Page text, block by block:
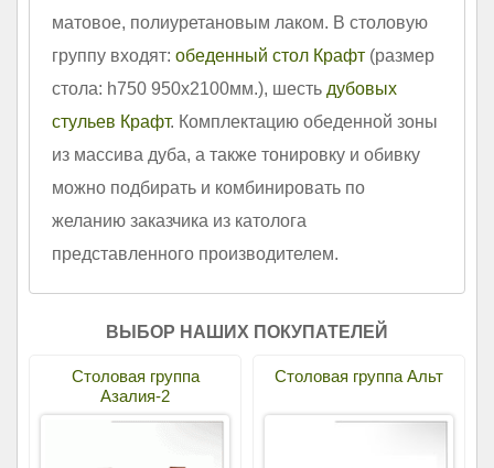
матовое, полиуретановым лаком. В столовую
группу входят: обеденный стол Крафт (размер
стола: h750 950х2100мм.), шесть дубовых
стульев Крафт. Комплектацию обеденной зоны
из массива дуба, а также тонировку и обивку
можно подбирать и комбинировать по
желанию заказчика из католога
представленного производителем.
ВЫБОР НАШИХ ПОКУПАТЕЛЕЙ
Столовая группа
Азалия-2
Столовая группа Альт